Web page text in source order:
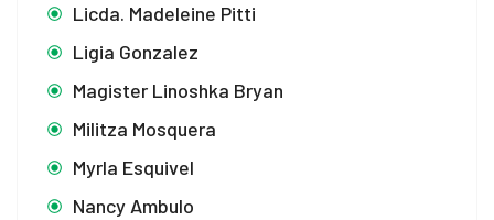
Licda. Madeleine Pitti
Ligia Gonzalez
Magister Linoshka Bryan
Militza Mosquera
Myrla Esquivel
Nancy Ambulo